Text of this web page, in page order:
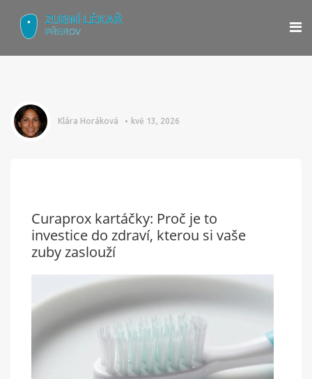
Klára Horáková kvě 13, 2026
Curaprox kartáčky: Proč je to
investice do zdraví, kterou si vaše
zuby zaslouží